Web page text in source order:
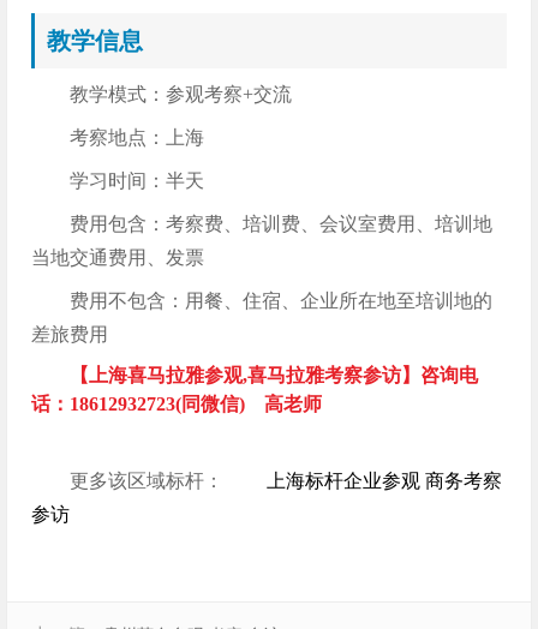
教学信息
教学模式：参观考察+交流
考察地点：上海
学习时间：半天
费用包含：考察费、培训费、会议室费用、培训地
当地交通费用、发票
费用不包含：用餐、住宿、企业所在地至培训地的
差旅费用
【上海喜马拉雅参观,喜马拉雅考察参访】咨询电
话：18612932723(同微信) 高老师
更多该区域标杆：
上海标杆企业参观 商务考察
参访